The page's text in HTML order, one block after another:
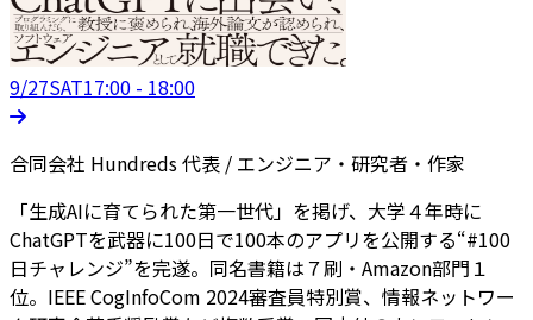
9/27SAT17:00 - 18:00
合同会社 Hundreds 代表 / エンジニア・研究者・作家
「生成AIに育てられた第一世代」を掲げ、大学４年時に
ChatGPTを武器に100日で100本のアプリを公開する“#100
日チャレンジ”を完遂。同名書籍は７刷・Amazon部門１
位。IEEE CogInfoCom 2024審査員特別賞、情報ネットワー